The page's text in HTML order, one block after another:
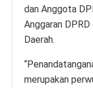
dan Anggota
Anggaran
Daerah.
merupakan